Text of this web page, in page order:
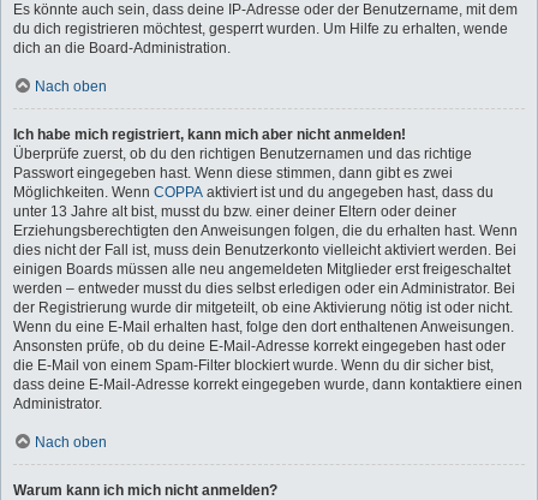
Es könnte auch sein, dass deine IP-Adresse oder der Benutzername, mit dem
du dich registrieren möchtest, gesperrt wurden. Um Hilfe zu erhalten, wende
dich an die Board-Administration.
Nach oben
Ich habe mich registriert, kann mich aber nicht anmelden!
Überprüfe zuerst, ob du den richtigen Benutzernamen und das richtige
Passwort eingegeben hast. Wenn diese stimmen, dann gibt es zwei
Möglichkeiten. Wenn COPPA aktiviert ist und du angegeben hast, dass du
unter 13 Jahre alt bist, musst du bzw. einer deiner Eltern oder deiner
Erziehungsberechtigten den Anweisungen folgen, die du erhalten hast. Wenn
dies nicht der Fall ist, muss dein Benutzerkonto vielleicht aktiviert werden. Bei
einigen Boards müssen alle neu angemeldeten Mitglieder erst freigeschaltet
werden – entweder musst du dies selbst erledigen oder ein Administrator. Bei
der Registrierung wurde dir mitgeteilt, ob eine Aktivierung nötig ist oder nicht.
Wenn du eine E-Mail erhalten hast, folge den dort enthaltenen Anweisungen.
Ansonsten prüfe, ob du deine E-Mail-Adresse korrekt eingegeben hast oder
die E-Mail von einem Spam-Filter blockiert wurde. Wenn du dir sicher bist,
dass deine E-Mail-Adresse korrekt eingegeben wurde, dann kontaktiere einen
Administrator.
Nach oben
Warum kann ich mich nicht anmelden?